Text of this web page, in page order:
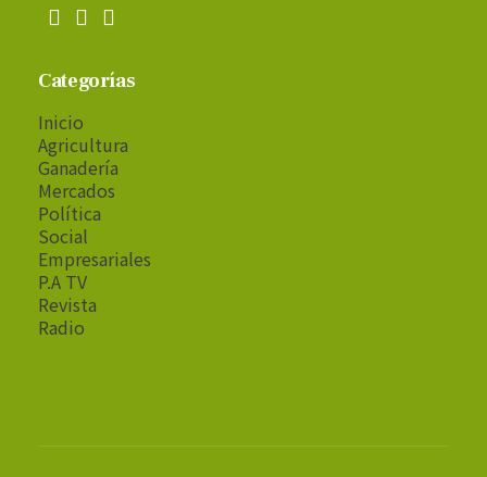
Categorías
Inicio
Agricultura
Ganadería
Mercados
Política
Social
Empresariales
P.A TV
Revista
Radio